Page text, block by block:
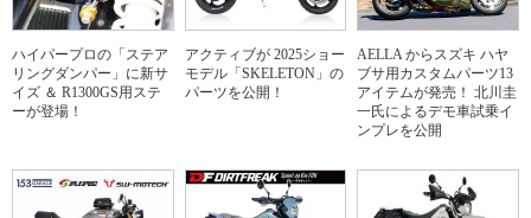
ハイパープロの「ステア
リングダンパー」に新サ
イズ ＆ R1300GS用ステ
ーが登場！
アクティブが 2025ショー
モデル「SKELETON」の
パーツを公開！
AELLA からスズキ ハヤ
ブサ用カスタムパーツ13
アイテムが発売！ 北川圭
一氏によるデモ車試乗イ
ンプレを公開